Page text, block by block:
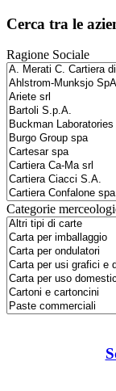
Cerca tra le
Ragione Sociale
Categorie